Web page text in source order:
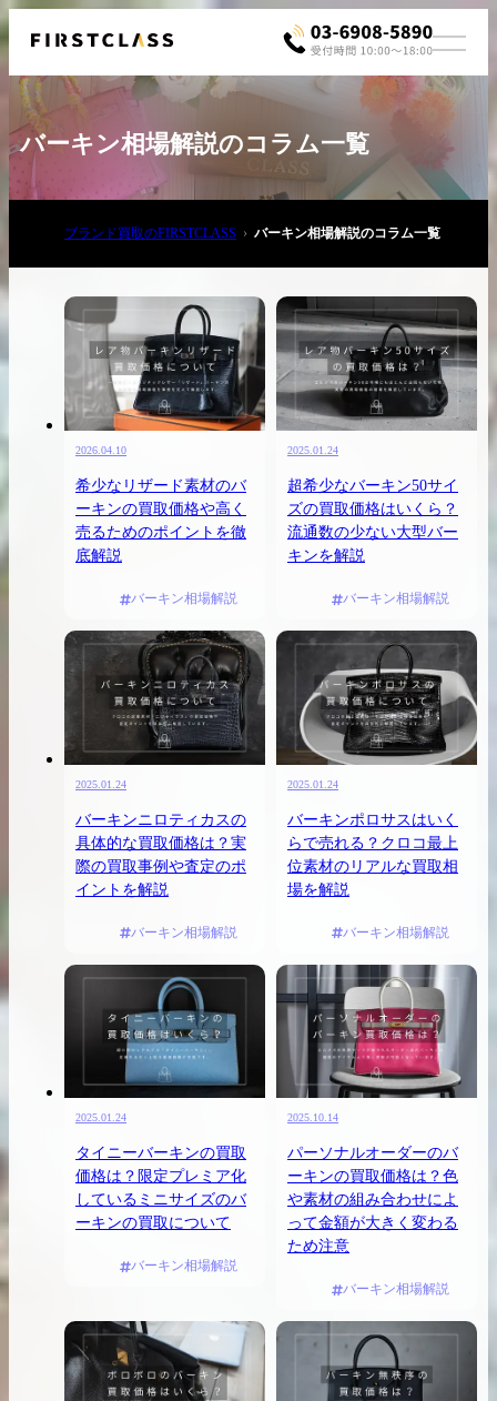
03-6908-5890
出張買取の 宅配買取の
LINE査定
バーキン相場解説のコラム一覧
ブランド買取のFIRSTCLASS バーキン相場解説のコラム一覧
2026.04.10
希少なリザード素材のバ
ーキンの買取価格や高く
売るためのポイントを徹
底解説
バーキン相場解説
2025.01.24
超希少なバーキン50サイ
ズの買取価格はいくら？
流通数の少ない大型バー
キンを解説
バーキン相場解説
2025.01.24
バーキンニロティカスの
具体的な買取価格は？実
際の買取事例や査定のポ
イントを解説
バーキン相場解説
2025.01.24
バーキンポロサスはいく
らで売れる？クロコ最上
位素材のリアルな買取相
場を解説
バーキン相場解説
2025.01.24
タイニーバーキンの買取
価格は？限定プレミア化
しているミニサイズのバ
ーキンの買取について
バーキン相場解説
2025.10.14
パーソナルオーダーのバ
ーキンの買取価格は？色
や素材の組み合わせによ
って金額が大きく変わる
ため注意
バーキン相場解説